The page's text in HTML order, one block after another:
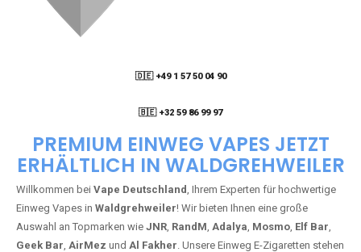
🇩🇪 +49 1 57 50 04 90
🇧🇪 +32 59 86 99 97
PREMIUM EINWEG VAPES JETZT
ERHÄLTLICH IN WALDGREHWEILER
Willkommen bei Vape Deutschland, Ihrem Experten für hochwertige
Einweg Vapes in Waldgrehweiler! Wir bieten Ihnen eine große
Auswahl an Topmarken wie JNR, RandM, Adalya, Mosmo, Elf Bar,
Geek Bar, AirMez und Al Fakher. Unsere Einweg E-Zigaretten stehen